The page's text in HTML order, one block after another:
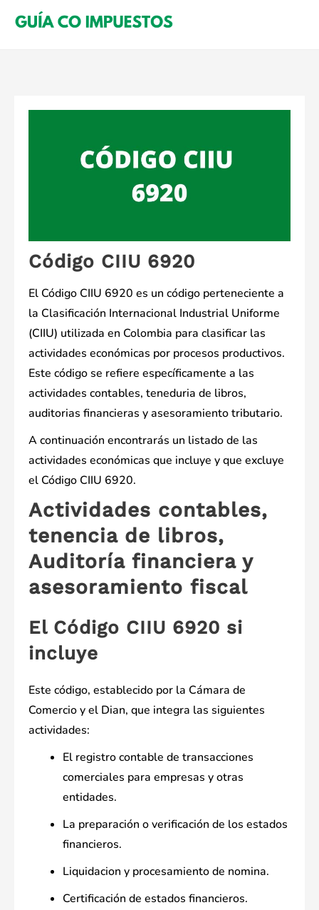
Código CIIU 6920
El Código CIIU 6920 es un código perteneciente a
la Clasificación Internacional Industrial Uniforme
(CIIU) utilizada en Colombia para clasificar las
actividades económicas por procesos productivos.
Este código se refiere específicamente a las
actividades contables, teneduria de libros,
auditorias financieras y asesoramiento tributario.
A continuación encontrarás un listado de las
actividades económicas que incluye y que excluye
el Código CIIU 6920.
Actividades contables,
tenencia de libros,
Auditoría financiera y
asesoramiento fiscal
El Código CIIU 6920 si
incluye
Este código, establecido por la Cámara de
Comercio y el Dian, que integra las siguientes
actividades:
El registro contable de transacciones
comerciales para empresas y otras
entidades.
La preparación o verificación de los estados
financieros.
Liquidacion y procesamiento de nomina.
Certificación de estados financieros.